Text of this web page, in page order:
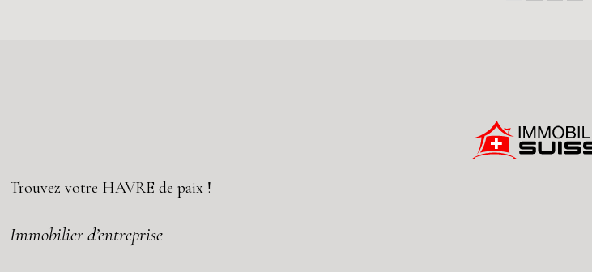
Trouvez votre HAVRE de paix !
Immobilier d’entreprise